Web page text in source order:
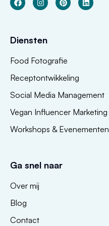
Diensten
Food Fotografie
Receptontwikkeling
Social Media Management
Vegan Influencer Marketing
Workshops & Evenementen
Ga snel naar
Over mij
Blog
Contact